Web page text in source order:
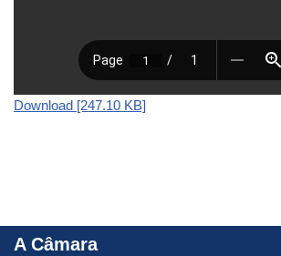
Download [247.10 KB]
A Câmara